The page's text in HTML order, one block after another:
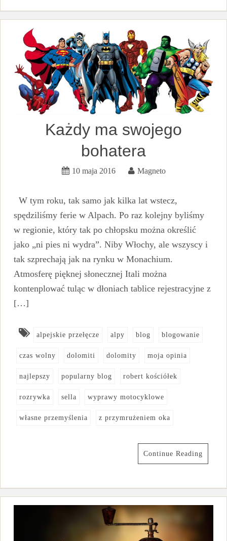
Każdy ma swojego
bohatera
10 maja 2016 Magneto
W tym roku, tak samo jak kilka lat wstecz,
spędziliśmy ferie w Alpach. Po raz kolejny byliśmy
w regionie, który tak po chłopsku można określić
jako „ni pies ni wydra”. Niby Włochy, ale wszyscy i
tak szprechają jak na rynku w Monachium.
Atmosferę pięknej słonecznej Itali można
kontenplować tuląc w dłoniach tablice rejestracyjne z
[…]
alpejskie przełęcze alpy blog blogowanie
czas wolny dolomiti dolomity moja opinia
najlepszy popularny blog robert kościółek
rozrywka sella wyprawy motocyklowe
własne przemyślenia z przymrużeniem oka
Continue Reading